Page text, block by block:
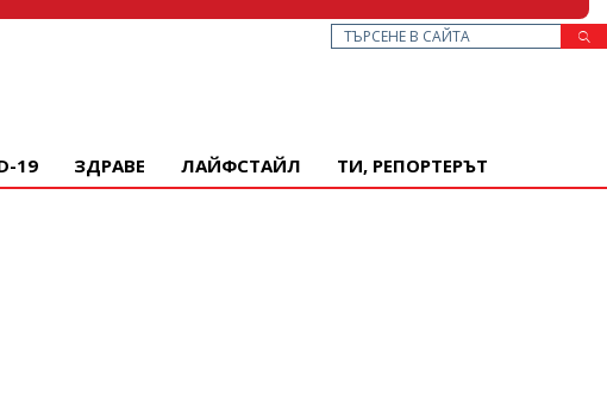
19 ЗДРАВЕ ЛАЙФСТАЙЛ ТИ, РЕПОРТЕРЪТ